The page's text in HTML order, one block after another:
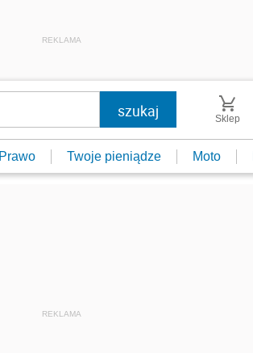
REKLAMA
Sklep
Prawo Twoje pieniądze Moto